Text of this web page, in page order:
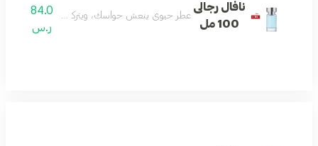
نافال رجالى
100 مل
عطر حيوي ينعش حواسك، ويتركك منتعشًا ومليئًا
84.0
ر.س